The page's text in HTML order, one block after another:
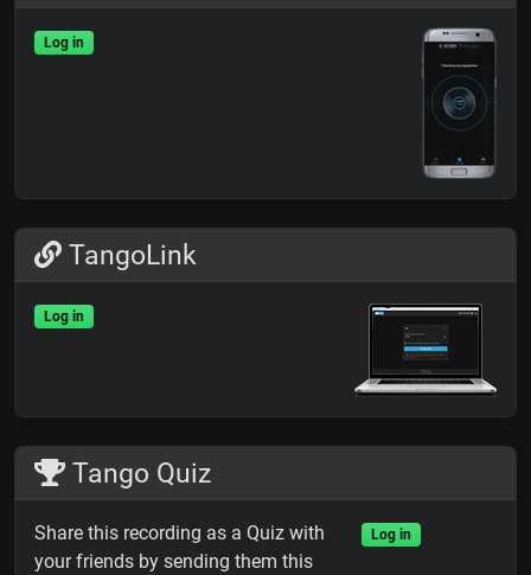
Log in
TangoLink
Log in
Tango Quiz
Share this recording as a Quiz with
your friends by sending them this
Log in